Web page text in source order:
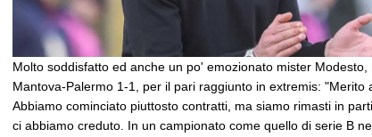
Molto soddisfatto ed anche un po' emozionato mister
Mantova-Palermo 1-1, per il pari raggiunto in extremis: "Merito
Abbiamo cominciato piuttosto contratti, ma siamo rimasti in
ci abbiamo creduto. In un campionato come quello di serie B